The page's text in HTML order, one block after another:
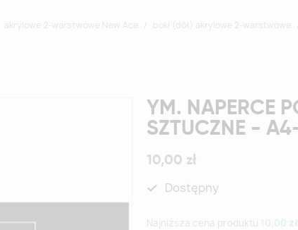
akrylowe 2-warstwowe New Ace
boki (dół) akrylowe 2-warstwowe
YM. NAPERCE
SZTUCZNE -
10,00 zł
Dostępny
Najniższa cena produktu 10,00 zł